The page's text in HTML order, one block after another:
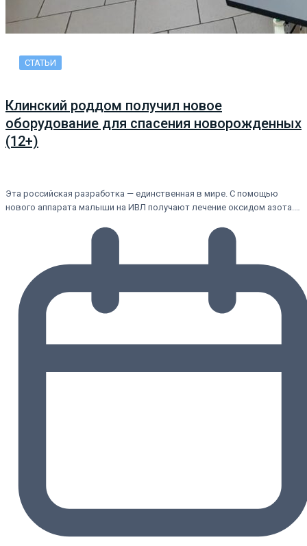
СТАТЬИ
Клинский роддом получил новое
оборудование для спасения новорожденных
(12+)
Эта российская разработка — единственная в мире. С помощью
нового аппарата малыши на ИВЛ получают лечение оксидом азота.…